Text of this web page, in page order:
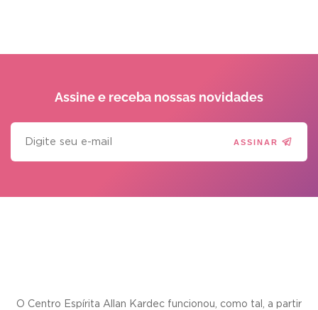
Assine e receba nossas novidades
ASSINAR
O Centro Espírita Allan Kardec funcionou, como tal, a partir